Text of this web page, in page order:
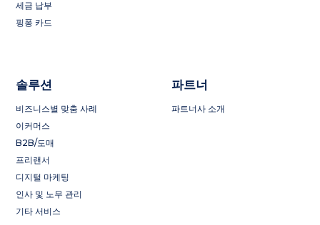
세금 납부
핑퐁 카드
솔루션
비즈니스별 맞춤 사례
이커머스
B2B/도매
프리랜서
디지털 마케팅
인사 및 노무 관리
기타 서비스
파트너
파트너사 소개